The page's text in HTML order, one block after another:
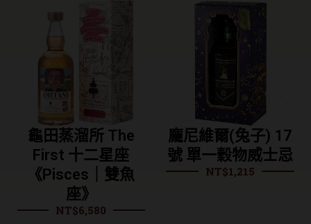
所 The
二星座
｜雙魚
6,580
龐尼維爾(兔子) 17
號 單一穀物威士忌
NT$ 1,215
龐尼維爾
桶 單一麥
NT$